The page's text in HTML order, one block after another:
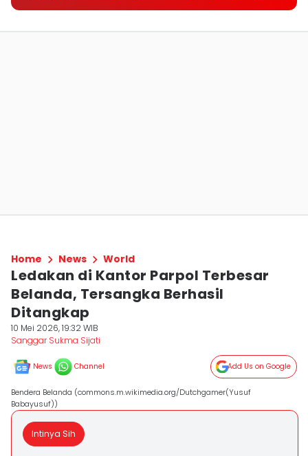
Home News World
Ledakan di Kantor Parpol Terbesar
Belanda, Tersangka Berhasil
Ditangkap
10 Mei 2026, 19:32 WIB
Sanggar Sukma Sijati
News Channel Add Us on Google
Bendera Belanda (commons.m.wikimedia.org/Dutchgamer(Yusuf
Babayusuf))
Intinya Sih